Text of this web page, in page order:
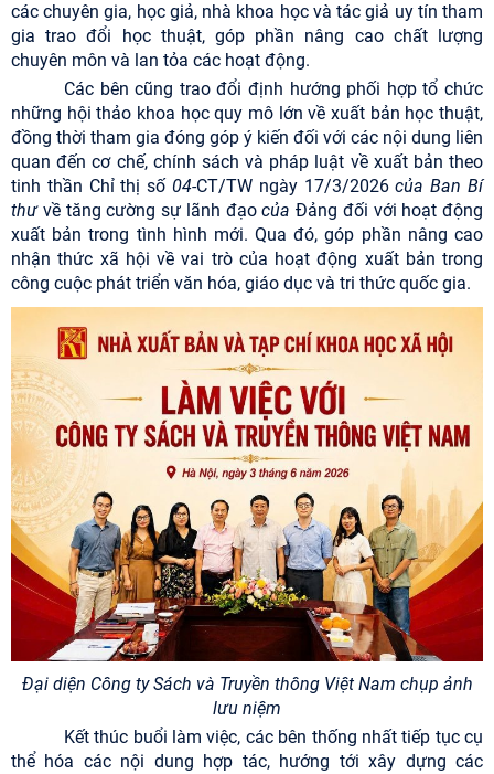
các chuyên gia, học giả, nhà khoa học và tác giả uy tín tham
gia trao đổi học thuật, góp phần nâng cao chất lượng
chuyên môn và lan tỏa các hoạt động.
Các bên cũng trao đổi định hướng phối hợp tổ chức
những hội thảo khoa học quy mô lớn về xuất bản học thuật,
đồng thời tham gia đóng góp ý kiến đối với các nội dung liên
quan đến cơ chế, chính sách và pháp luật về xuất bản theo
tinh thần Chỉ thị số 04-CT/TW ngày 17/3/2026 của Ban Bí
thư về tăng cường sự lãnh đạo của Đảng đối với hoạt động
xuất bản trong tình hình mới. Qua đó, góp phần nâng cao
nhận thức xã hội về vai trò của hoạt động xuất bản trong
công cuộc phát triển văn hóa, giáo dục và tri thức quốc gia.
Đại diện Côngty Sách và Truyền thông Việt Nam chụp ảnh
lưu niệm
Kết thúc buổi làm việc, các bên thống nhất tiếp tục cụ
thể hóa các nội dung hợp tác, hướng tới xây dựng các